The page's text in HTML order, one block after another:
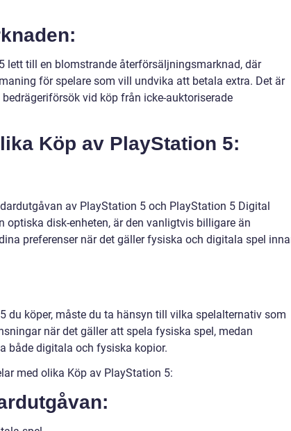
lett till en blomstrande återförsäljningsmarknad, där
för spelare som vill undvika att betala extra. Det är
vid köp från icke-auktoriserade
Köp av PlayStation 5:
av PlayStation 5 och PlayStation 5 Digital
optiska disk-enheten, är den vanligtvis billigare än
preferenser när det gäller fysiska och digitala spel
du köper, måste du ta hänsyn till vilka spelalternativ som
när det gäller att spela fysiska spel, medan
både digitala och fysiska kopior.
med olika Köp av PlayStation 5: